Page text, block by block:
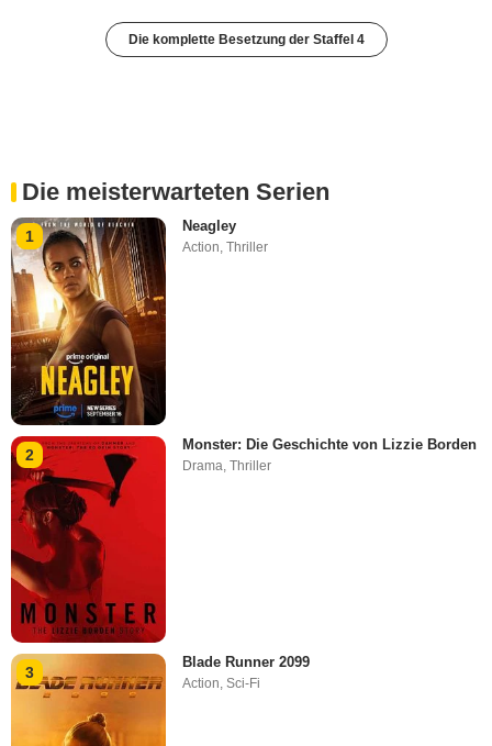
Die komplette Besetzung der Staffel 4
Die meisterwarteten Serien
1
Neagley
Action,Thriller
2
Monster: Die Geschichte von Lizzie Borden
Drama ,Thriller
3
Blade Runner 2099
Action,Sci-Fi